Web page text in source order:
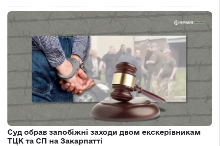
Суд обрав запобіжні заходи двом екскерівникам
ТЦК та СП на Закарпатті